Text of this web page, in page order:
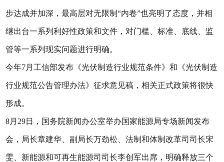
步达成并加深，最高层对无限制“内卷”也亮明了态度，并相
继出台一系列利好性政策和文件，对门槛、标准、底线、监
管等一系列现实问题进行明确。
今年7月工信部发布《光伏制造行业规范条件》和《光伏制造
行业规范公告管理办法》征求意见稿，相关正式政策将很快
形成。
8月29日，国务院新闻办公室举办国家能源局专场新闻发布
会，局长章建华、副局长万劲松、法制和体制改革司司长宋
雯、新能源和可再生能源司司长李创军出席，明确释放三个